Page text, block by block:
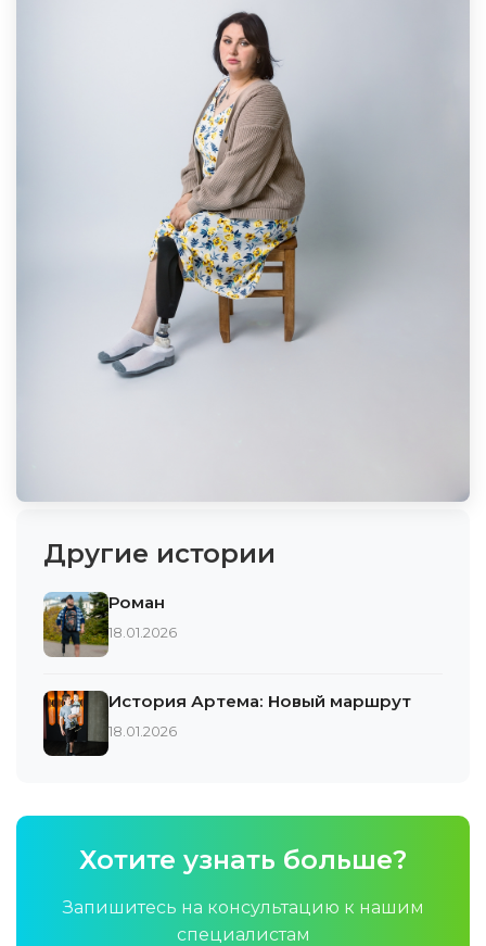
Другие истории
Роман
18.01.2026
История Артема: Новый маршрут
18.01.2026
Хотите узнать больше?
Запишитесь на консультацию к нашим
специалистам